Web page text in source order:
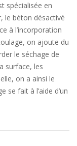
spécialisée en
le béton désactivé
à l’incorporation
on ajoute du
le séchage de
surface, les
on a ainsi le
se fait à l’aide d’un